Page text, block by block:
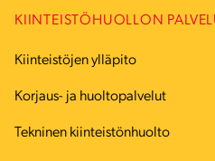
KIINTEISTÖHUOLLON
Kiinteistöjen ylläpito
Korjaus- ja huoltopalvelut
Tekninen kiinteistönhuolto